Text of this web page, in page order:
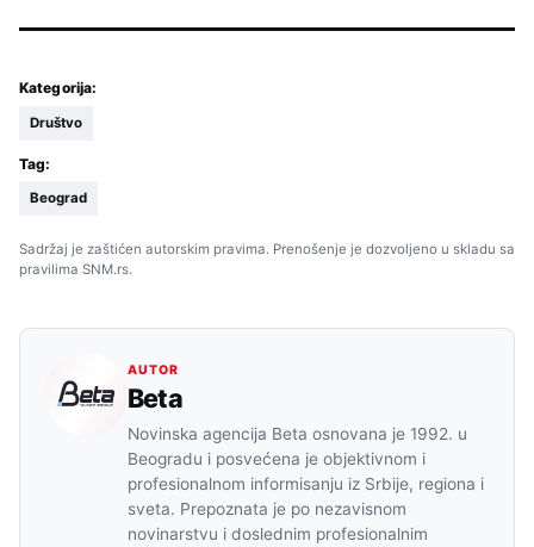
Kategorija:
Društvo
Tag:
Beograd
Sadržaj je zaštićen autorskim pravima. Prenošenje je dozvoljeno u skladu sa
pravilima SNM.rs.
AUTOR
Beta
Novinska agencija Beta osnovana je 1992. u
Beogradu i posvećena je objektivnom i
profesionalnom informisanju iz Srbije, regiona i
sveta. Prepoznata je po nezavisnom
novinarstvu i doslednim profesionalnim